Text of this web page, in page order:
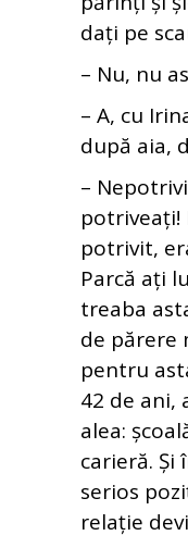
dați pe
– Nu, nu
– A, cu
după aia,
–
potriveați!
potrivit,
Parcă ați
treaba
de părere
pentru
42 de
alea:
carieră. Și
serios
relație